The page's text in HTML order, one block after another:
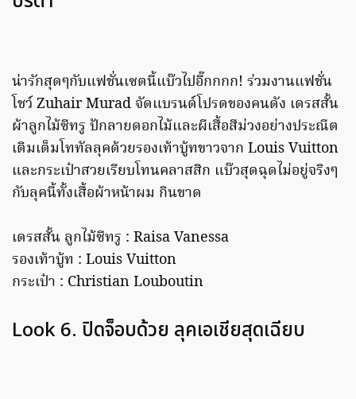
น่ารักสุดๆกับแฟชั่นเซตนี้แบ๊วไปอี๊กกกก! ร่วมงานแฟชั่น
โชว์ Zuhair Murad จัดแบรนด์โปรดของคนดัง เดรสสั้น
ผ้าลูกไม้ซีทรู ปักลายดอกไม้และผีเสื้อสีม่วงอย่างประณีต
เติมเต็มโททัลลุคด้วยรองเท้าบู้ทขาวจาก Louis Vuitton
และกระเป๋าสวยเรียบโทนคลาสสิก แบ๊วสุดฉุดไม่อยู่จริงๆ
กับลุคนี้ทั้งเสื้อผ้าหน้าผม กินขาด
เดรสสั้น ลูกไม้ซีทรู : Raisa Vanessa
รองเท้าบู้ท : Louis Vuitton
กระเป๋า : Christian Louboutin
Look 6. ปิดจ็อบด้วย ลุคเอเชียสุดเฉียบ